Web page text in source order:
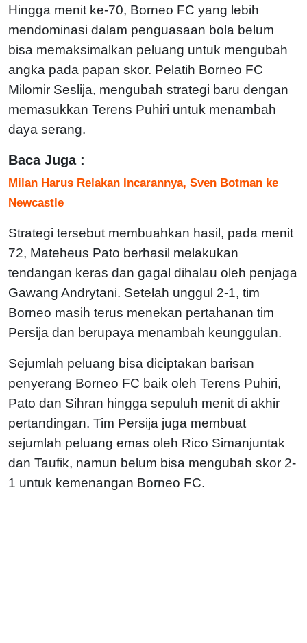
Hingga menit ke-70, Borneo FC yang lebih
mendominasi dalam penguasaan bola belum
bisa memaksimalkan peluang untuk mengubah
angka pada papan skor. Pelatih Borneo FC
Milomir Seslija, mengubah strategi baru dengan
memasukkan Terens Puhiri untuk menambah
daya serang.
Baca Juga :
Milan Harus Relakan Incarannya, Sven Botman ke
Newcastle
Strategi tersebut membuahkan hasil, pada menit
72, Mateheus Pato berhasil melakukan
tendangan keras dan gagal dihalau oleh penjaga
Gawang Andrytani. Setelah unggul 2-1, tim
Borneo masih terus menekan pertahanan tim
Persija dan berupaya menambah keunggulan.
Sejumlah peluang bisa diciptakan barisan
penyerang Borneo FC baik oleh Terens Puhiri,
Pato dan Sihran hingga sepuluh menit di akhir
pertandingan. Tim Persija juga membuat
sejumlah peluang emas oleh Rico Simanjuntak
dan Taufik, namun belum bisa mengubah skor 2-
1 untuk kemenangan Borneo FC.